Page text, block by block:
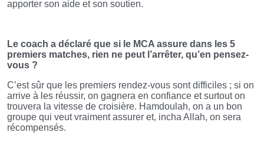
apporter son aide et son soutien.
Le coach a déclaré que si le MCA assure dans les 5
premiers matches, rien ne peut l’arrêter, qu’en pensez-
vous ?
C’est sûr que les premiers rendez-vous sont difficiles ; si on
arrive à les réussir, on gagnera en confiance et surtout on
trouvera la vitesse de croisière. Hamdoulah, on a un bon
groupe qui veut vraiment assurer et, incha Allah, on sera
récompensés.